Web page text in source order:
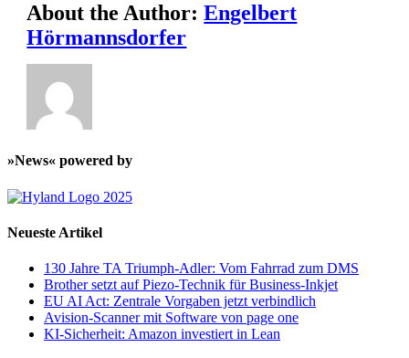
About the Author:Engelbert
Hörmannsdorfer
»News« powered by
Neueste Artikel
130 Jahre TA Triumph-Adler: Vom Fahrrad zum DMS
Brother setzt auf Piezo-Technik für Business-Inkjet
EU AI Act: Zentrale Vorgaben jetzt verbindlich
Avision-Scanner mit Software von page one
KI-Sicherheit: Amazon investiert in Lean